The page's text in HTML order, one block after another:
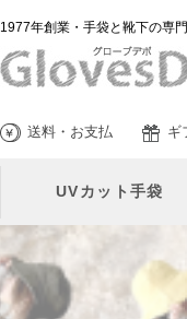
1977年創業・手袋と靴下の専
送料・お支払 ギ
UVカット手袋